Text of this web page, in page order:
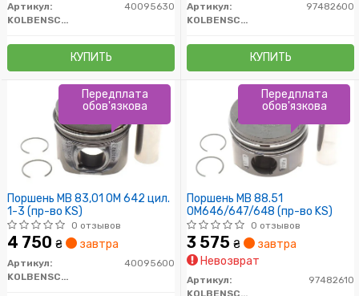
Артикул:
40095630
KOLBENSCHMIDT
КУПИТЬ
Артикул:
97482600
KOLBENSCHMIDT
КУПИТЬ
Поршень MB 83,01 OM 642 цил.
1-3 (пр-во KS)
0 отзывов
4 750 ₴ завтра
Артикул:
40095600
KOLBENSCHMIDT
Передплата
обов'язкова
Поршень MB 88.51
OM646/647/648 (пр-во KS)
0 отзывов
3 575 ₴
завтра
Невозврат
Артикул:
97482610
Передплата
обов'язкова